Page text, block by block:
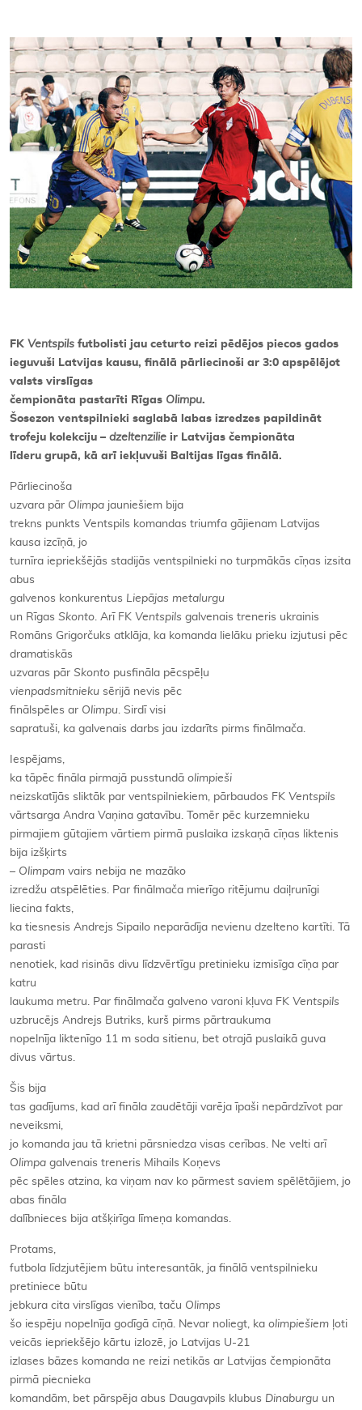
FK Ventspils futbolisti jau ceturto reizi pēdējos piecos gados
ieguvuši Latvijas kausu, finālā pārliecinoši ar 3:0 apspēlējot
valsts virslīgas
čempionāta pastarīti Rīgas Olimpu.
Šosezon ventspilnieki saglabā labas izredzes papildināt
trofeju kolekciju – dzeltenzilie ir Latvijas čempionāta
līderu grupā, kā arī iekļuvuši Baltijas līgas finālā.
Pārliecinoša
uzvara pār Olimpa jauniešiem bija
trekns punkts Ventspils komandas triumfa gājienam Latvijas
kausa izcīņā, jo
turnīra iepriekšējās stadijās ventspilnieki no turpmākās cīņas izsita
abus
galvenos konkurentus Liepājas metalurgu
un Rīgas Skonto. Arī FK Ventspils galvenais treneris ukrainis
Romāns Grigorčuks atklāja, ka komanda lielāku prieku izjutusi pēc
dramatiskās
uzvaras pār Skonto pusfināla pēcspēļu
vienpadsmitnieku sērijā nevis pēc
finālspēles ar Olimpu. Sirdī visi
sapratuši, ka galvenais darbs jau izdarīts pirms finālmača.
Iespējams,
ka tāpēc fināla pirmajā pusstundā olimpieši
neizskatījās sliktāk par ventspilniekiem, pārbaudos FK Ventspils
vārtsarga Andra Vaņina gatavību. Tomēr pēc kurzemnieku
pirmajiem gūtajiem vārtiem pirmā puslaika izskaņā cīņas liktenis
bija izšķirts
– Olimpam vairs nebija ne mazāko
izredžu atspēlēties. Par finālmača mierīgo ritējumu daiļrunīgi
liecina fakts,
ka tiesnesis Andrejs Sipailo neparādīja nevienu dzelteno kartīti. Tā
parasti
nenotiek, kad risinās divu līdzvērtīgu pretinieku izmisīga cīņa par
katru
laukuma metru. Par finālmača galveno varoni kļuva FK Ventspils
uzbrucējs Andrejs Butriks, kurš pirms pārtraukuma
nopelnīja liktenīgo 11 m soda sitienu, bet otrajā puslaikā guva
divus vārtus.
Šis bija
tas gadījums, kad arī fināla zaudētāji varēja īpaši nepārdzīvot par
neveiksmi,
jo komanda jau tā krietni pārsniedza visas cerības. Ne velti arī
Olimpa galvenais treneris Mihails Koņevs
pēc spēles atzina, ka viņam nav ko pārmest saviem spēlētājiem, jo
abas fināla
dalībnieces bija atšķirīga līmeņa komandas.
Protams,
futbola līdzjutējiem būtu interesantāk, ja finālā ventspilnieku
pretiniece būtu
jebkura cita virslīgas vienība, taču Olimps
šo iespēju nopelnīja godīgā cīņā. Nevar noliegt, ka olimpiešiem ļoti
veicās iepriekšējo kārtu izlozē, jo Latvijas U-21
izlases bāzes komanda ne reizi netikās ar Latvijas čempionāta
pirmā piecnieka
komandām, bet pārspēja abus Daugavpils klubus Dinaburgu un